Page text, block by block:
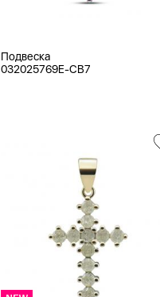
Подвеска
032025769E-CB7